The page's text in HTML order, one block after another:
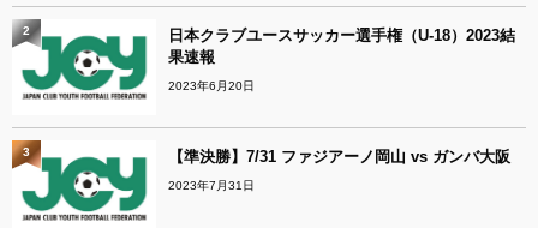
日本クラブユースサッカー選手権（U-18）2023結
果速報
2023年6月20日
2
【準決勝】7/31 ファジアーノ岡山 vs ガンバ大阪
2023年7月31日
3